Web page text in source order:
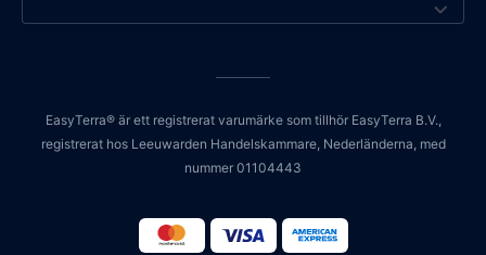
EasyTerra® är ett registrerat varumärke som tillhör EasyTerra B.V.,
registrerat hos Leeuwarden Handelskammare, Nederländerna, med
nummer 01104443